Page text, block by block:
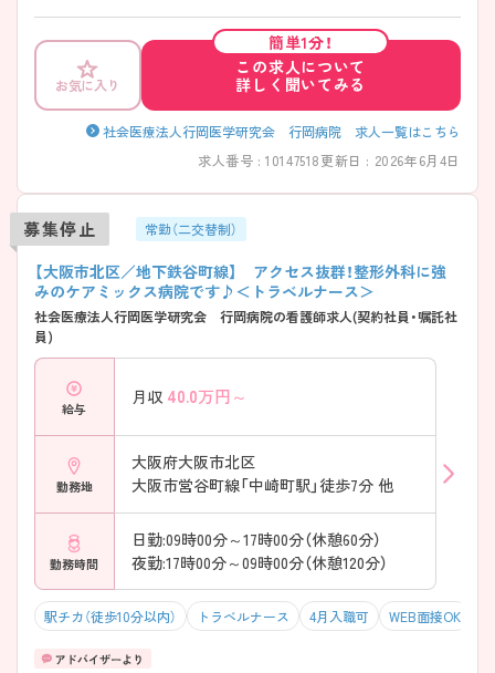
お気に入り
簡単1分！
この求人について
詳しく聞いてみる
社会医療法人行岡医学研究会 行岡病院 求人一覧はこちら
求人番号 : 10147518更新日 : 2026年6月4日
募集停止 常勤（二交替制）
【大阪市北区／地下鉄谷町線】 アクセス抜群！整形外科に強
みのケアミックス病院です♪＜トラベルナース＞
社会医療法人行岡医学研究会 行岡病院の看護師求人(契約社員・嘱託社
員)
給与
月収 40.0万円～
勤務地
大阪府大阪市北区
大阪市営谷町線「中崎町駅」徒歩7分 他
勤務時間
日勤:09時00分～17時00分（休憩60分）
夜勤:17時00分～09時00分（休憩120分）
駅チカ（徒歩10分以内） トラベルナース 4月入職可 WEB面接OK